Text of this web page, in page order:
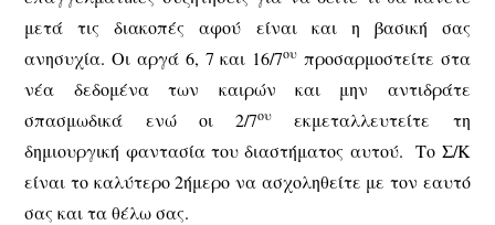
μετά τις διακοπές αφού είναι και η βασική σας
ανησυχία. Οι αργά 6, 7 και 16/7ου προσαρμοστείτε στα
νέα δεδομένα των καιρών και μην αντιδράτε
σπασμωδικά ενώ οι 2/7ου
εκμεταλλευτείτε τη
δημιουργική φαντασία του διαστήματος αυτού. Το Σ/Κ
είναι το καλύτερο 2ήμερο να ασχοληθείτε με τον εαυτό
σας και τα θέλω σας.